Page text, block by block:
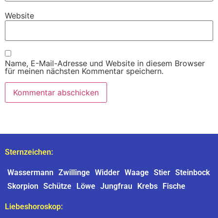
Website
Name, E-Mail-Adresse und Website in diesem Browser
für meinen nächsten Kommentar speichern.
Sternzeichen:
Wassermann Zwillinge Widder Waage Stier Steinbock
Skorpion Schütze Löwe Jungfrau Krebs Fische
Liebeshoroskop: